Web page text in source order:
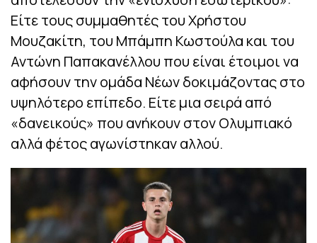
Είτε τους συμμαθητές του Χρήστου
Μουζακίτη, του Μπάμπη Κωστούλα και του
Αντώνη Παπακανέλλου που είναι έτοιμοι να
αφήσουν την ομάδα Νέων δοκιμάζοντας στο
υψηλότερο επίπεδο. Είτε μια σειρά από
«δανεικούς» που ανήκουν στον Ολυμπιακό
αλλά φέτος αγωνίστηκαν αλλού.